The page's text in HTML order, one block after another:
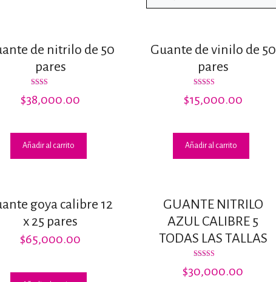
de nitrilo de 50
pares
con
2.08
$38,000.00
Añadir al carrito
Guante de vinilo de 50
pares
5.00
$15,000.00
Añadir al carrito
goya calibre 12
x 25 pares
$65,000.00
GUANTE NITRILO
AZUL CALIBRE 5
TODAS LAS TALLAS
con
3.20
$30,000.00